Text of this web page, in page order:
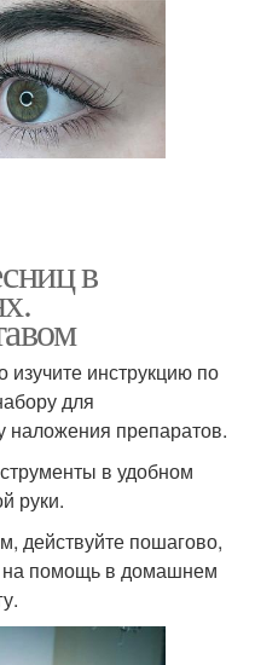
в
инструкцию по
для
наложения препаратов.
в удобном
руки.
действуйте пошагово,
на помощь в домашнем